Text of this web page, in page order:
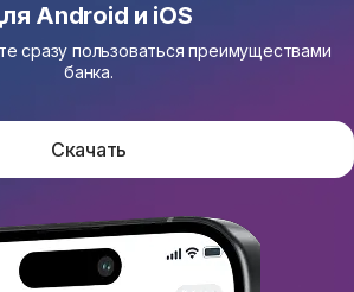
Android и iOS
сразу пользоваться преимуществами
банка.
Скачать